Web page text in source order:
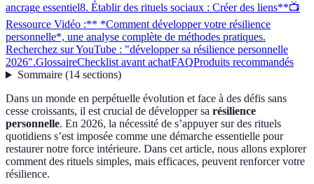
ancrage essentiel8. Établir des rituels sociaux : Créer des liens**📺
Ressource Vidéo :** *Comment développer votre résilience
personnelle*, une analyse complète de méthodes pratiques.
Recherchez sur YouTube : "développer sa résilience personnelle
2026".GlossaireChecklist avant achatFAQProduits recommandés
Sommaire(14 sections)
Dans un monde en perpétuelle évolution et face à des défis sans
cesse croissants, il est crucial de développer sa résilience
personnelle. En 2026, la nécessité de s’appuyer sur des rituels
quotidiens s’est imposée comme une démarche essentielle pour
restaurer notre force intérieure. Dans cet article, nous allons explorer
comment des rituels simples, mais efficaces, peuvent renforcer votre
résilience.